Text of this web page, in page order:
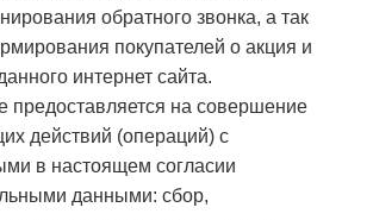
обратного звонка, а так
покупателей о акция и
интернет сайта.
предоставляется на совершение
действий (операций) с
в настоящем согласии
данными: сбор,